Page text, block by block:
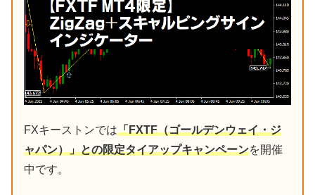
FXキーストンでは「FXTF（ゴールデンウェイ・ジ
ャパン）」との限定タイアップキャンペーンを開催
中です。